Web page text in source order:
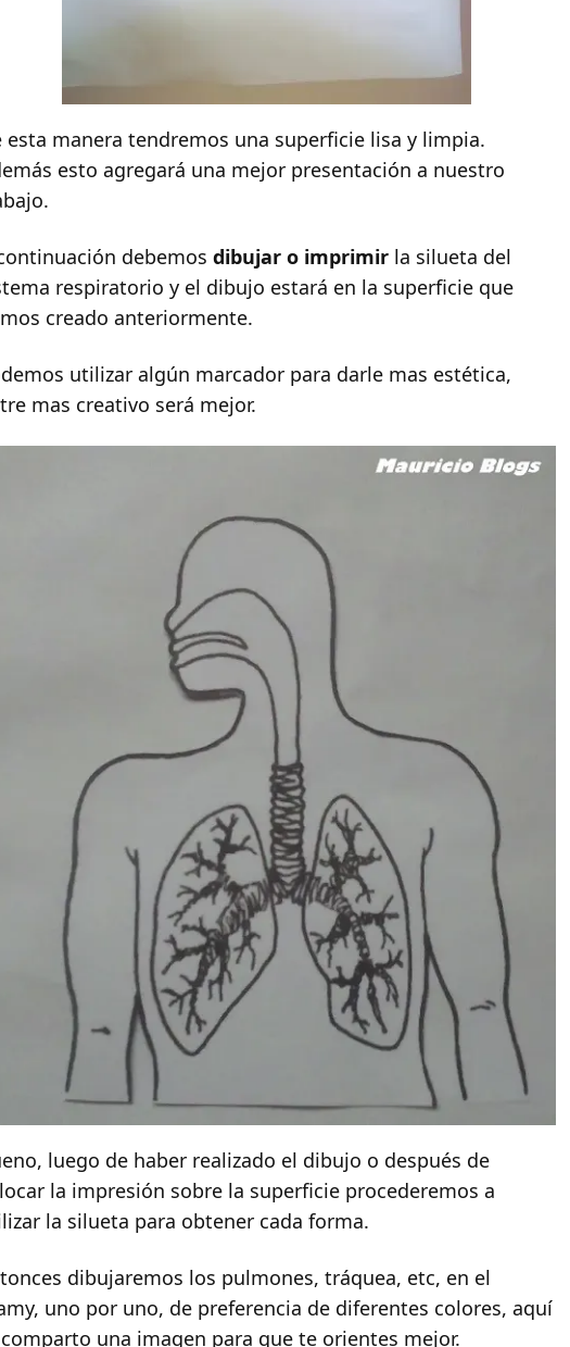
esta manera tendremos una superficie lisa y limpia.
esto agregará una mejor presentación a nuestro
debemos dibujar o imprimir la silueta del
respiratorio y el dibujo estará en la superficie que
creado anteriormente.
utilizar algún marcador para darle mas estética,
mas creativo será mejor.
luego de haber realizado el dibujo o después de
la impresión sobre la superficie procederemos a
la silueta para obtener cada forma.
dibujaremos los pulmones, tráquea, etc, en el
uno por uno, de preferencia de diferentes colores, aquí
una imagen para que te orientes mejor.